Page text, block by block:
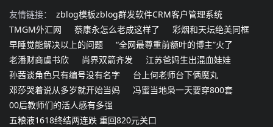
友情链接： zblog模板zblog群发软件CRM客户管理系统
TMGM外汇网
蔡康永怎么老成这样了
彩烟和天坛绝美同框
早睡觉能解决以上的问题
“全网最尊重前额叶的博主”火了
老潘财商虞书欣
尚界双箭齐发
江苏爸妈生出混血娃娃
孙茜谈角色只有编号没有名字
台上何老师台下俩魔丸
邓莎哭着说从多岁就开始当妈
冯蜜当地枭一天要穿800套
00后教师们的活人感有多强
五粮液1618终结两连跌 重回820元关口